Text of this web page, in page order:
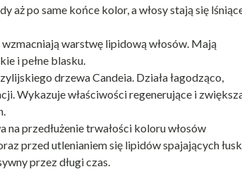
aż po same końce kolor, a włosy stają się
warstwę lipidową włosów. Mają
i pełne blasku.
drzewa Candeia. Działa łagodząco,
Wykazuje właściwości regenerujące i
przedłużenie trwałości koloru włosów
przed utlenianiem się lipidów spajających
przez długi czas.